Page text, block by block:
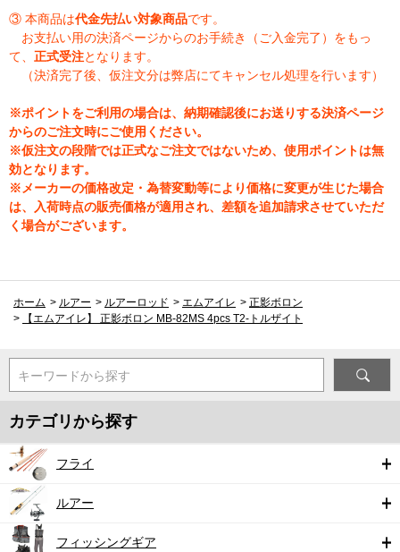
③ 本商品は代金先払い対象商品です。
お支払い用の決済ページからのお手続き（ご入金完了）をもっ
て、 正式受注となります。
（決済完了後、仮注文分は弊店にてキャンセル処理を行います）
※ポイントをご利用の場合は、納期確認後にお送りする決済ページ
からのご注文時にご使用ください。
※仮注文の段階では正式なご注文ではないため、使用ポイントは無
効となります。
※メーカーの価格改定・為替変動等により価格に変更が生じた場合
は、入荷時点の販売価格が適用され、差額を追加請求させていただ
く場合がございます。
ホーム > ルアー > ルアーロッド > エムアイレ > 正影ボロン
>
【エムアイレ】 正影ボロン MB-82MS 4pcs T2-トルザイト
キーワードから探す
カテゴリから探す
フライ
ルアー
フィッシングギア